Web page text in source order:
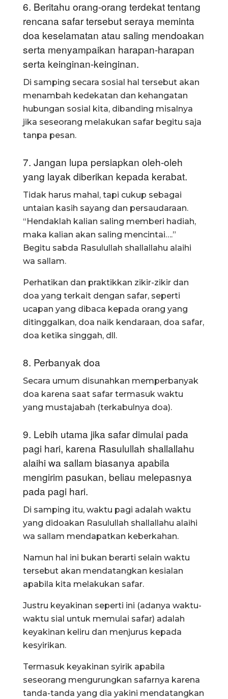
6. Beritahu orang-orang terdekat tentang
rencana safar tersebut seraya meminta
doa keselamatan atau saling mendoakan
serta menyampaikan harapan-harapan
serta keinginan-keinginan.
Di samping secara sosial hal tersebut akan
menambah kedekatan dan kehangatan
hubungan sosial kita, dibanding misalnya
jika seseorang melakukan safar begitu saja
tanpa pesan.
7. Jangan lupa persiapkan oleh-oleh
yang layak diberikan kepada kerabat.
Tidak harus mahal, tapi cukup sebagai
untaian kasih sayang dan persaudaraan.
“Hendaklah kalian saling memberi hadiah,
maka kalian akan saling mencintai….”
Begitu sabda Rasulullah shallallahu alaihi
wa sallam.
Perhatikan dan praktikkan zikir-zikir dan
doa yang terkait dengan safar, seperti
ucapan yang dibaca kepada orang yang
ditinggalkan, doa naik kendaraan, doa safar,
doa ketika singgah, dll.
8. Perbanyak doa
Secara umum disunahkan memperbanyak
doa karena saat safar termasuk waktu
yang mustajabah (terkabulnya doa).
9. Lebih utama jika safar dimulai pada
pagi hari, karena Rasulullah shallallahu
alaihi wa sallam biasanya apabila
mengirim pasukan, beliau melepasnya
pada pagi hari.
Di samping itu, waktu pagi adalah waktu
yang didoakan Rasulullah shallallahu alaihi
wa sallam mendapatkan keberkahan.
Namun hal ini bukan berarti selain waktu
tersebut akan mendatangkan kesialan
apabila kita melakukan safar.
Justru keyakinan seperti ini (adanya waktu-
waktu sial untuk memulai safar) adalah
keyakinan keliru dan menjurus kepada
kesyirikan.
Termasuk keyakinan syirik apabila
seseorang mengurungkan safarnya karena
tanda-tanda yang dia yakini mendatangkan